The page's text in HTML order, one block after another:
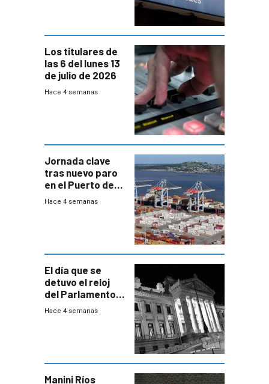
Los titulares de
las 6 del lunes 13
de julio de 2026
Hace 4 semanas
Jornada clave
tras nuevo paro
en el Puerto de
Montevideo
Hace 4 semanas
El día que se
detuvo el reloj
del Parlamento
para negociar
Hace 4 semanas
Manini Ríos